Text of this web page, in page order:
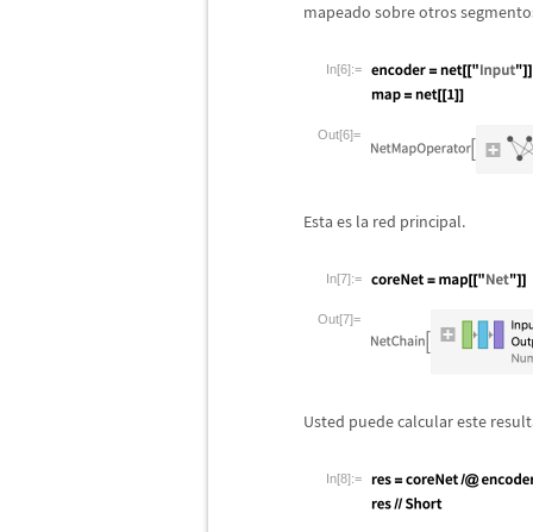
mapeado sobre otros
In[6]:=
Out[6]=
Esta es la red principal.
In[7]:=
Out[7]=
Usted puede calcular este
In[8]:=